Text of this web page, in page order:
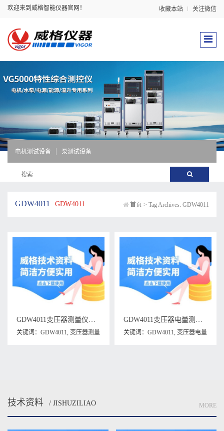
欢迎来到威格智能仪器官网！ 收藏本站 关注微信
电机测试设备 泵测试设备
GDW4011 GDW4011 首页 > Tag Archives: GDW4011
GDW4011变压器测量仪维修手册下载
关键词： GDW4011, 变压器测量
GDW4011变压器电量测试仪说明书下载
关键词： GDW4011, 变压器电量
技术资料 / JISHUZILIAO MORE